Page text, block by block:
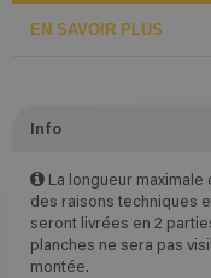
EN SAVOIR PLUS
Info
La longueur
des raisons techniques
seront livrées en 2
planches ne sera pas
montée.